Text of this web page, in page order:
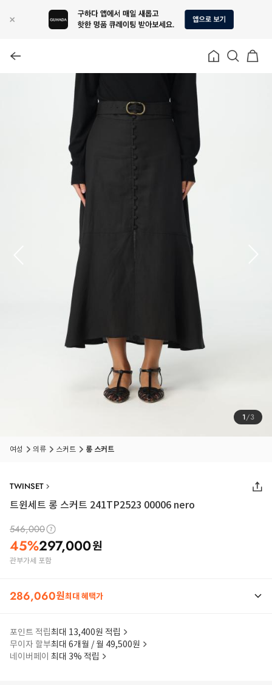
1/3
여성 의류 스커트 롱 스커트
TWINSET
트윈세트 롱 스커트 241TP2523 00006 nero
546,000
45%297,000원
관부가세 포함
286,060원최대 혜택가
포인트 적립최대 13,400원 적립
무이자 할부최대 6개월 / 월 49,500원
네이버페이 최대 3% 적립